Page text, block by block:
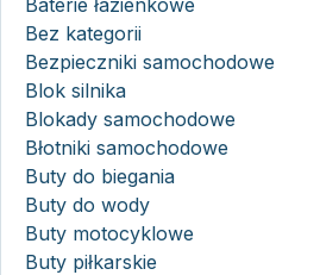
Bez kategorii
Bezpieczniki samochodowe
Blok silnika
Blokady samochodowe
Błotniki samochodowe
Buty do biegania
Buty do wody
Buty motocyklowe
Buty piłkarskie